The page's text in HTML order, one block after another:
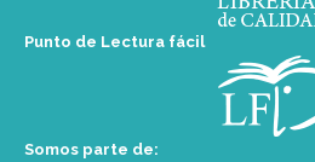
Punto de Lectura fácil
Somos parte de: